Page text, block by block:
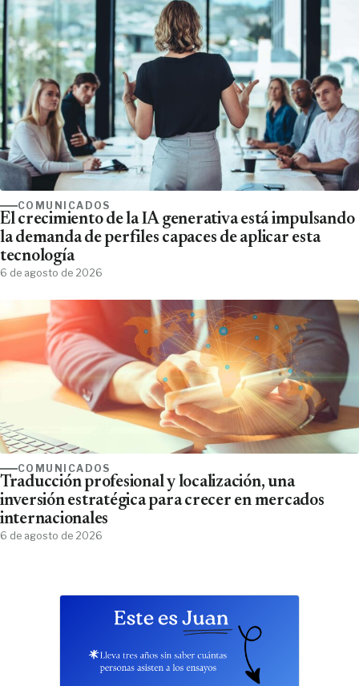
COMUNICADOS
El crecimiento de la IA generativa está impulsando
la demanda de perfiles capaces de aplicar esta
tecnología
6 de agosto de 2026
COMUNICADOS
Traducción profesional y localización, una
inversión estratégica para crecer en mercados
internacionales
6 de agosto de 2026